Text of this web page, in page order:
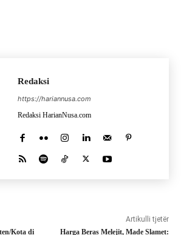
Redaksi
https://hariannusa.com
Redaksi HarianNusa.com
Kota di
Artikulli tjetër
Harga Beras Melejit, Made Slamet: